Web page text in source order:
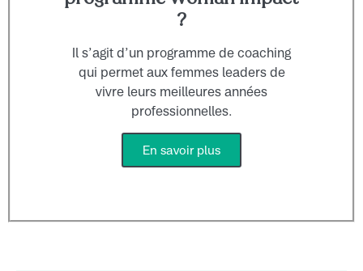
?
Il s’agit d’un programme de coaching
qui permet aux femmes leaders de
vivre leurs meilleures années
professionnelles.
En savoir plus